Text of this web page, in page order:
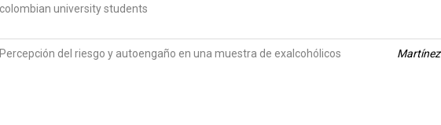
colombian university students
Percepción del riesgo y autoengaño en una muestra de exalcohólicos